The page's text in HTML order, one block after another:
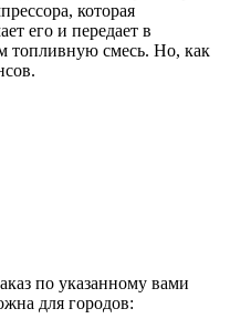
которая
его и передает в
топливную смесь. Но, как
по указанному вами
для городов: